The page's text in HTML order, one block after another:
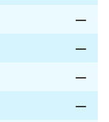
—
—
—
—